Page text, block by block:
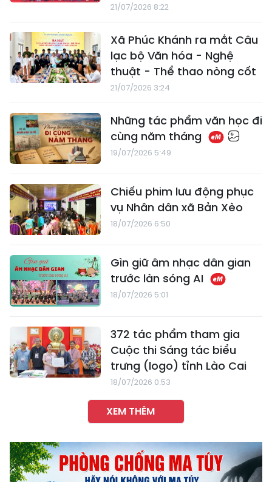
21/07/2026 8:22
Xã Phúc Khánh ra mắt Câu
lạc bộ Văn hóa - Nghệ
thuật - Thể thao nòng cốt
21/07/2026 3:24
​Những tác phẩm văn học đi
cùng năm tháng
19/07/2026 5:49
Chiếu phim lưu động phục
vụ Nhân dân xã Bản Xèo
18/07/2026 6:50
Gìn giữ âm nhạc dân gian
trước làn sóng AI
18/07/2026 5:01
372 tác phẩm tham gia
Cuộc thi Sáng tác biểu
trưng (logo) tỉnh Lào Cai
18/07/2026 0:53
XEM THÊM